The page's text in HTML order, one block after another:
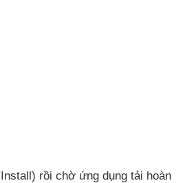
rồi chờ ứng dụng tải hoàn